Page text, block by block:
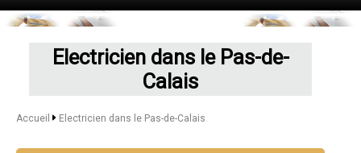
Electricien dans le Pas-de-
Calais
Accueil Electricien dans le Pas-de-Calais